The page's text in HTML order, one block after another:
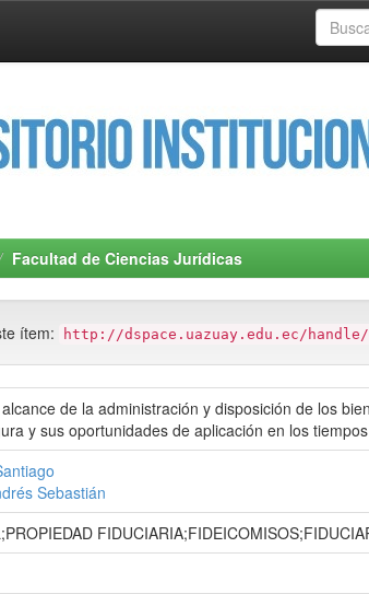
Facultad de Ciencias Jurídicas
ítem: http://dspace.uazuay.edu.ec/handle/
de la administración y disposición de los
y sus oportunidades de aplicación en los
Sebastián